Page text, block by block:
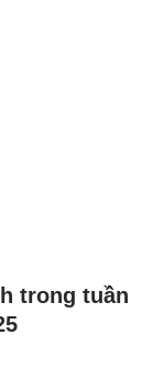
trong tuần